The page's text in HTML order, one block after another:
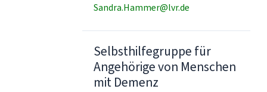
Sandra.Hammer@lvr.de
Selbsthilfegruppe für
Angehörige von Menschen
mit Demenz